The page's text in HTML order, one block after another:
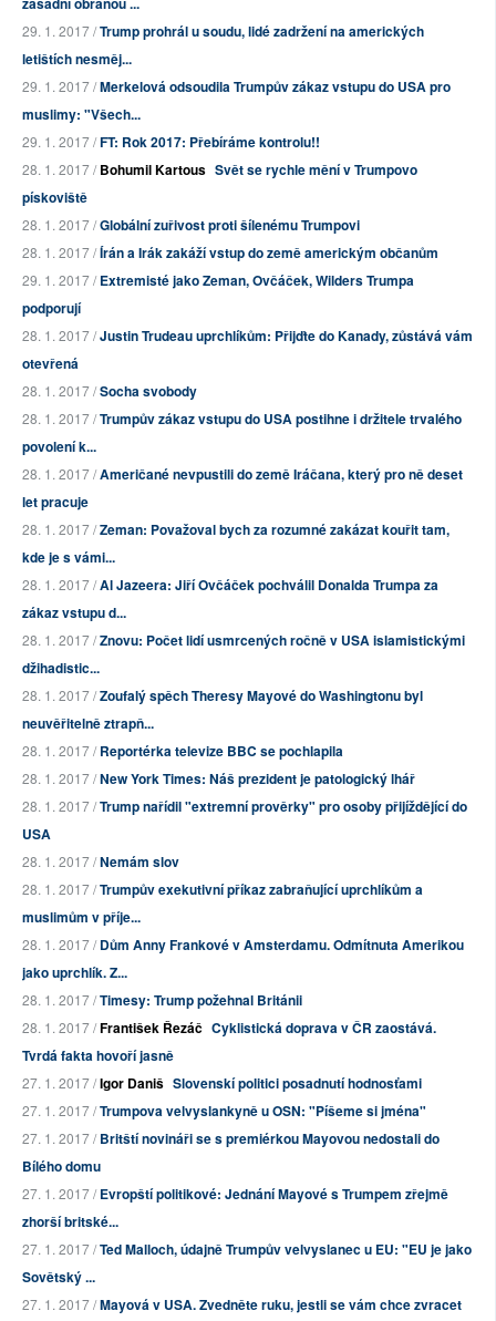
29. 1. 2017 /Trump prohrál u soudu, lidé zadržení na amerických
letištích nesměj...
29. 1. 2017 /Merkelová odsoudila Trumpův zákaz vstupu do USA pro
muslimy: "Všech...
29. 1. 2017 /FT: Rok 2017: Přebíráme kontrolu!!
28. 1. 2017 /Bohumil Kartous Svět se rychle mění v Trumpovo
pískoviště
28. 1. 2017 /Globální zuřivost proti šílenému Trumpovi
28. 1. 2017 /Írán a Irák zakáží vstup do země americkým občanům
29. 1. 2017 /Extremisté jako Zeman, Ovčáček, Wilders Trumpa
podporují
28. 1. 2017 /Justin Trudeau uprchlíkům: Přijďte do Kanady, zůstává vám
otevřená
28. 1. 2017 /Socha svobody
28. 1. 2017 /Trumpův zákaz vstupu do USA postihne i držitele trvalého
povolení k...
28. 1. 2017 /Američané nevpustili do země Iráčana, který pro ně deset
let pracuje
28. 1. 2017 /Zeman: Považoval bych za rozumné zakázat kouřit tam,
kde je s vámi...
28. 1. 2017 /Al Jazeera: Jiří Ovčáček pochválil Donalda Trumpa za
zákaz vstupu d...
28. 1. 2017 /Znovu: Počet lidí usmrcených ročně v USA islamistickými
džihadistic...
28. 1. 2017 /Zoufalý spěch Theresy Mayové do Washingtonu byl
neuvěřitelně ztrapň...
28. 1. 2017 /Reportérka televize BBC se pochlapila
28. 1. 2017 /New York Times: Náš prezident je patologický lhář
28. 1. 2017 /Trump nařídil "extremní prověrky" pro osoby přijíždějící do
USA
28. 1. 2017 /Nemám slov
28. 1. 2017 /Trumpův exekutivní příkaz zabraňující uprchlíkům a
muslimům v příje...
28. 1. 2017 /Dům Anny Frankové v Amsterdamu. Odmítnuta Amerikou
jako uprchlík. Z...
28. 1. 2017 /Timesy: Trump požehnal Británii
28. 1. 2017 /František Řezáč Cyklistická doprava v ČR zaostává.
Tvrdá fakta hovoří jasně
27. 1. 2017 /Igor Daniš Slovenskí politici posadnutí hodnosťami
27. 1. 2017 /Trumpova velvyslankyně u OSN: "Píšeme si jména"
27. 1. 2017 /Britští novináři se s premiérkou Mayovou nedostali do
Bílého domu
27. 1. 2017 /Evropští politikové: Jednání Mayové s Trumpem zřejmě
zhorší britské...
27. 1. 2017 /Ted Malloch, údajně Trumpův velvyslanec u EU: "EU je jako
Sovětský ...
27. 1. 2017 /Mayová v USA. Zvedněte ruku, jestli se vám chce zvracet